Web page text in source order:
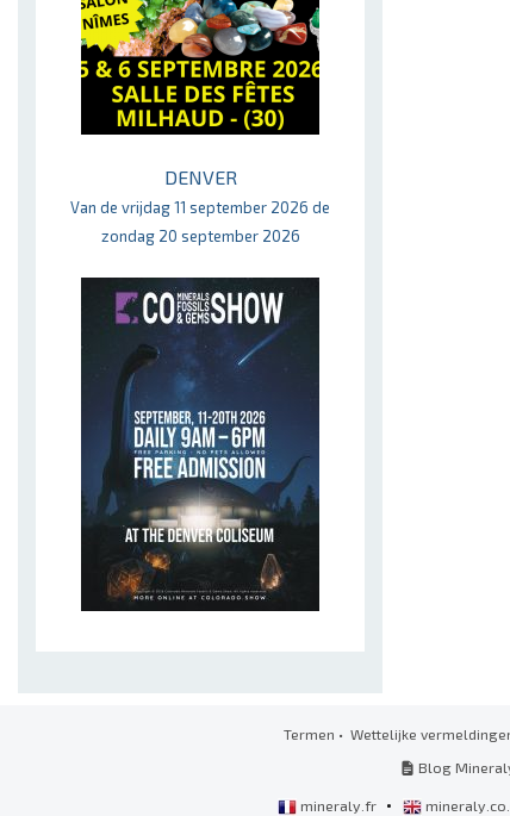
DENVER
Van de vrijdag 11 september 2026 de
zondag 20 september 2026
Termen • Wettelijke
Blog
mineraly.fr •